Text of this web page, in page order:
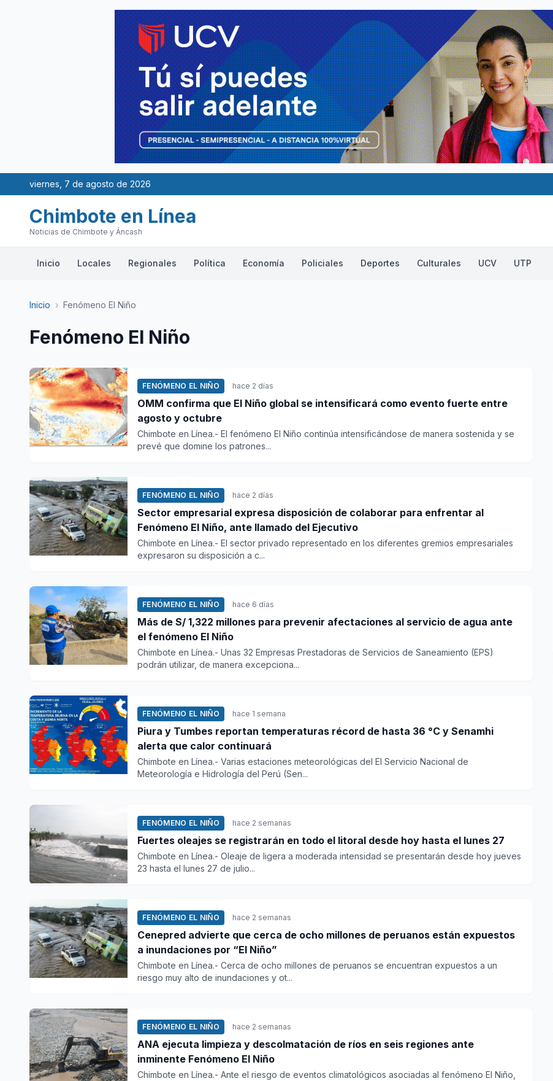
viernes, 7 de agosto de 2026
Chimbote en Línea
Noticias de Chimbote y Áncash
Inicio Locales Regionales Política Economía Policiales Deportes Culturales UCV UTP
Inicio › Fenómeno El Niño
Fenómeno El Niño
FENÓMENO EL NIÑO hace 2 días
OMM confirma que El Niño global se intensificará como evento fuerte entre
agosto y octubre
Chimbote en Línea.- El fenómeno El Niño continúa intensificándose de manera sostenida y se
prevé que domine los patrones...
FENÓMENO EL NIÑO hace 2 días
Sector empresarial expresa disposición de colaborar para enfrentar al
Fenómeno El Niño, ante llamado del Ejecutivo
Chimbote en Línea.- El sector privado representado en los diferentes gremios empresariales
expresaron su disposición a c...
FENÓMENO EL NIÑO hace 6 días
Más de S/ 1,322 millones para prevenir afectaciones al servicio de agua ante
el fenómeno El Niño
Chimbote en Línea.- Unas 32 Empresas Prestadoras de Servicios de Saneamiento (EPS)
podrán utilizar, de manera excepciona...
FENÓMENO EL NIÑO hace 1 semana
Piura y Tumbes reportan temperaturas récord de hasta 36 °C y Senamhi
alerta que calor continuará
Chimbote en Línea.- Varias estaciones meteorológicas del El Servicio Nacional de
Meteorología e Hidrología del Perú (Sen...
FENÓMENO EL NIÑO hace 2 semanas
Fuertes oleajes se registrarán en todo el litoral desde hoy hasta el lunes 27
Chimbote en Línea.- Oleaje de ligera a moderada intensidad se presentarán desde hoy jueves
23 hasta el lunes 27 de julio...
FENÓMENO EL NIÑO hace 2 semanas
Cenepred advierte que cerca de ocho millones de peruanos están expuestos
a inundaciones por “El Niño”
Chimbote en Línea.- Cerca de ocho millones de peruanos se encuentran expuestos a un
riesgo muy alto de inundaciones y ot...
FENÓMENO EL NIÑO hace 2 semanas
ANA ejecuta limpieza y descolmatación de ríos en seis regiones ante
inminente Fenómeno El Niño
Chimbote en Línea.- Ante el riesgo de eventos climatológicos asociadas al fenómeno El Niño,